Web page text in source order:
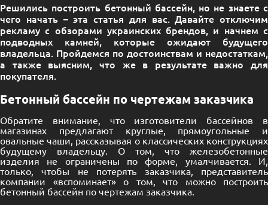
Решились построить бетонный бассейн, но не знаете с
чего начать – эта статья для вас. Давайте отключим
рекламу с обзорами украинских брендов, и начнем с
подводных камней, которые ожидают будущего
владельца. Пройдемся по достоинствам и недостаткам,
а также выясним, что же в результате важно для
покупателя.
Бетонный бассейн по чертежам заказчика
Обратите внимание, что изготовители бассейнов в
магазинах предлагают круглые, прямоугольные и
овальные чаши, рассказывая о классических конструкциях
будущему владельцу. О том, что железобетонные
изделия не ограничены по форме, умалчивается. И,
только, чтобы не потерять заказчика, представитель
компании «вспоминает» о том, что можно построить
бетонный бассейн по чертежам заказчика.